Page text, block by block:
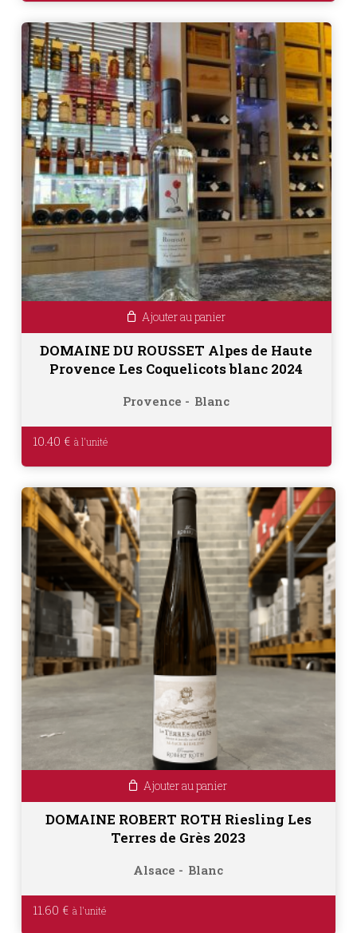
Ajouter au panier
DOMAINE DU ROUSSET Alpes de Haute
Provence Les Coquelicots blanc 2024
Provence Blanc
10.40 €
Ajouter au panier
DOMAINE ROBERT ROTH Riesling Les
Terres de Grès 2023
Alsace Blanc
11.60 €